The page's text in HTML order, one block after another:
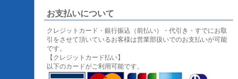
お支払いについて
クレジットカード・銀行振込（前払い）・代引き・すでにお取
引をさせて頂いているお客様は営業部扱いでのお支払いが可能
です。
【クレジットカード払い】
以下のカードがご利用可能です。